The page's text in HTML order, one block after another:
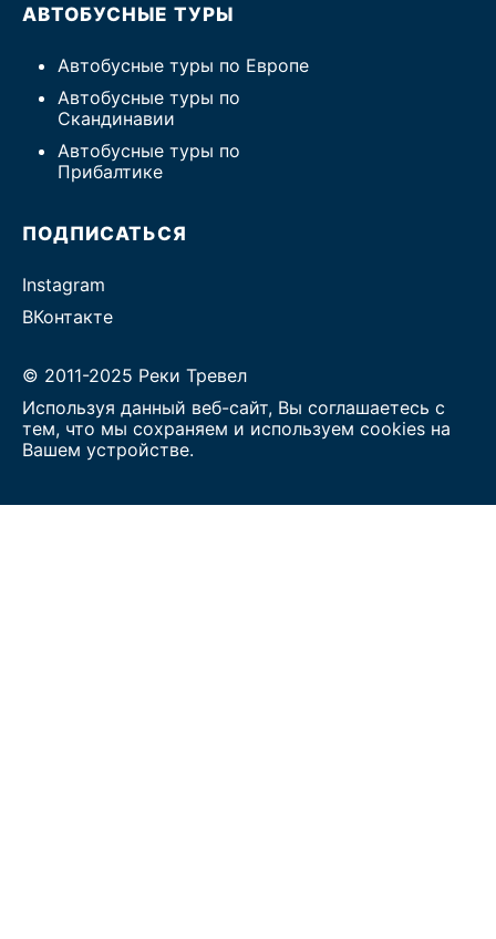
АВТОБУСНЫЕ ТУРЫ
Автобусные туры по Европе
Автобусные туры по
Скандинавии
Автобусные туры по
Прибалтике
ПОДПИСАТЬСЯ
Instagram
ВКонтакте
© 2011-2025 Реки Тревел
Используя данный веб-сайт, Вы соглашаетесь с
тем, что мы сохраняем и используем cookies на
Вашем устройстве.